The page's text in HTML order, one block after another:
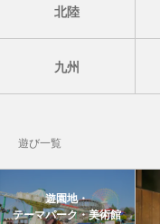
北陸
九州
遊び一覧
遊園地・
テーマパーク・美術館